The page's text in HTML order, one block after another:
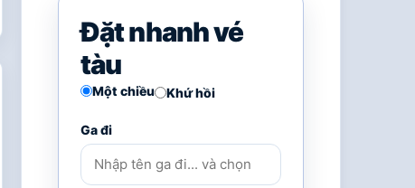
Đặt nhanh vé
tàu
Một chiều Khứ hồi
Ga đi